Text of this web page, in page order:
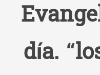
día.